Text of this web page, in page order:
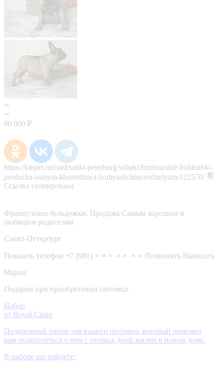
80 000 ₽
https://kinpet.ru/card/sankt-peterburg/sobaki/frantsuzskie-buldozhki-
prodazha-samym-khoroshim-i-lyubyashchim-roditelyam-122570/
Ссылка скопирована
Французские бульдожки. Продажа Самым хорошим и
любящим родителям
Санкт-Петербург
Показать телефон +7 (981) ⚬⚬⚬ ⚬⚬ ⚬⚬ Позвонить Написать
Мария
Подарки при приобретении питомца
Набор
от Royal Canin
Подарочный набор для вашего питомца, который поможет
вам позаботиться о нем с первых дней жизни в новом доме.
В наборе вы найдете: